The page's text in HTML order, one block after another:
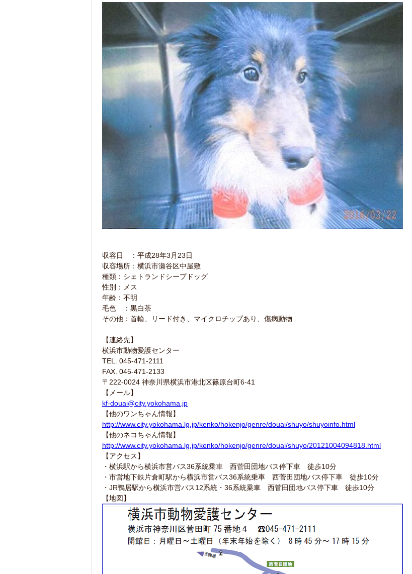
収容日 ：平成28年3月23日
収容場所：横浜市瀬谷区中屋敷
種類：シェトランドシープドッグ
性別：メス
年齢：不明
毛色 ：黒白茶
その他：首輪、リード付き、マイクロチップあり、傷病動物
【連絡先】
横浜市動物愛護センター
TEL. 045-471-2111
FAX. 045-471-2133
〒222-0024 神奈川県横浜市港北区篠原台町6-41
【メール】
kf-douai@city.yokohama.jp
【他のワンちゃん情報】
http://www.city.yokohama.lg.jp/kenko/hokenjo/genre/douai/shuyo/shuyoinfo.html
【他のネコちゃん情報】
http://www.city.yokohama.lg.jp/kenko/hokenjo/genre/douai/shuyo/20121004094818.html
【アクセス】
・横浜駅から横浜市営バス36系統乗車 西菅田団地バス停下車 徒歩10分
・市営地下鉄片倉町駅から横浜市営バス36系統乗車 西菅田団地バス停下車 徒歩10分
・JR鴨居駅から横浜市営バス12系統・36系統乗車 西菅田団地バス停下車 徒歩10分
【地図】